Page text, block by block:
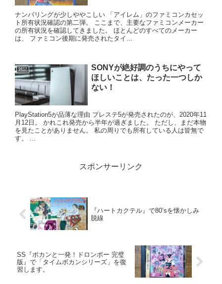
ナンバリングが少しややこしい 「アイレム」のファミコンカセッ
ト所有状況確認の第二弾。 ここまで、主要なファミコンメーカー
の所有状況を確認してきました。 ほとんどのすべてのメーカー
は、 ファミコン後期に発売されたタイ...
雑記
SONYが絶好調のうちにやって
ほしいことは、たった一つしか
ない！
PlayStation5が品薄な理由 プレステ5が発売されたのが、2020年11
月12日。 かれこれ発売から半年が過ぎました。 ただし、まだ本物
を見たことがありません。 私の周りでも所有している人は皆無で
す。 ...
スポンサーリンク
『ハートカクテル』で80’sを懐かしみ
脱線
SS『ボカンと一発！ドロンボー 完璧
版』で「タイムボカンシリーズ」を復
習します。